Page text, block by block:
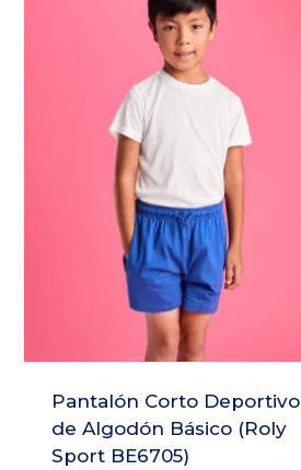
Pantalón Corto Deportivo
de Algodón Básico (Roly
Sport BE6705)